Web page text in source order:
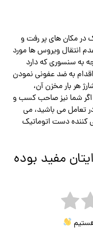
در مکان های پر رفت و
انتقال ویروس ها مورد
به سنسوری که دارد
به ضد عفونی نمودن
هر بار مخزن آن،
نمود. اگر شما نیز صاحب کسب و
در تعامل می باشید، می
کننده دست اتوماتیک
مفید بوده